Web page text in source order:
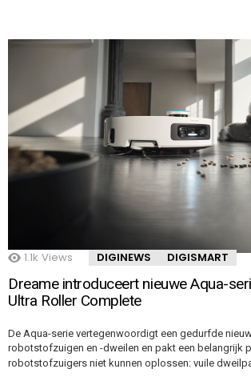
1.1k Views DIGINEWS DIGISMART
Dreame introduceert nieuwe Aqua-
Ultra Roller Complete
De Aqua-serie vertegenwoordigt een gedurfde
robotstofzuigen en -dweilen en pakt een belangrijk
robotstofzuigers niet kunnen oplossen: vuile